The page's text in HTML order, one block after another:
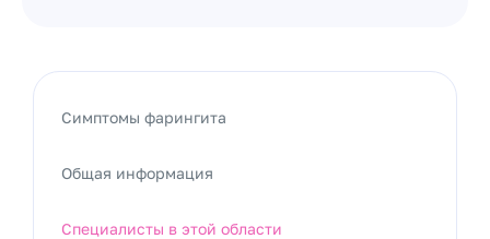
Симптомы фарингита
Общая информация
Специалисты в этой области